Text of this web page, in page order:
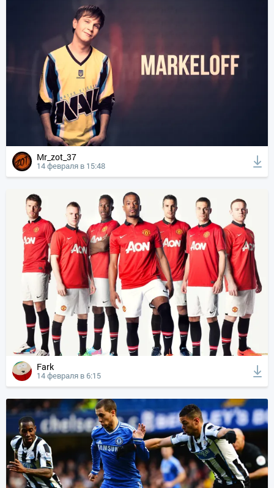
Mr_zot_37
14 февраля в 15:48
Fark
14 февраля в 6:15